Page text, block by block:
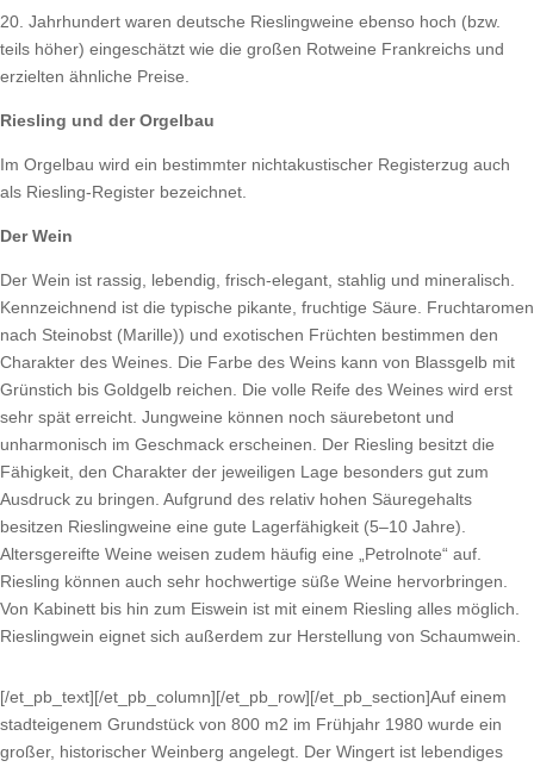
20. Jahrhundert waren deutsche Rieslingweine ebenso hoch (bzw.
teils höher) eingeschätzt wie die großen Rotweine Frankreichs und
erzielten ähnliche Preise.
Riesling und der Orgelbau
Im Orgelbau wird ein bestimmter nichtakustischer Registerzug auch
als Riesling-Register bezeichnet.
Der Wein
Der Wein ist rassig, lebendig, frisch-elegant, stahlig und mineralisch.
Kennzeichnend ist die typische pikante, fruchtige Säure. Fruchtaromen
nach Steinobst (Marille)) und exotischen Früchten bestimmen den
Charakter des Weines. Die Farbe des Weins kann von Blassgelb mit
Grünstich bis Goldgelb reichen. Die volle Reife des Weines wird erst
sehr spät erreicht. Jungweine können noch säurebetont und
unharmonisch im Geschmack erscheinen. Der Riesling besitzt die
Fähigkeit, den Charakter der jeweiligen Lage besonders gut zum
Ausdruck zu bringen. Aufgrund des relativ hohen Säuregehalts
besitzen Rieslingweine eine gute Lagerfähigkeit (5–10 Jahre).
Altersgereifte Weine weisen zudem häufig eine „Petrolnote“ auf.
Riesling können auch sehr hochwertige süße Weine hervorbringen.
Von Kabinett bis hin zum Eiswein ist mit einem Riesling alles möglich.
Rieslingwein eignet sich außerdem zur Herstellung von Schaumwein.
[/et_pb_text][/et_pb_column][/et_pb_row][/et_pb_section]Auf einem
stadteigenem Grundstück von 800 m2 im Frühjahr 1980 wurde ein
großer, historischer Weinberg angelegt. Der Wingert ist lebendiges